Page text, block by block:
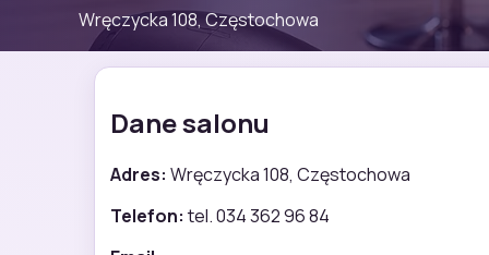
Wręczycka 108, Częstochowa
Dane salonu
Adres: Wręczycka 108, Częstochowa
Telefon: tel. 034 362 96 84